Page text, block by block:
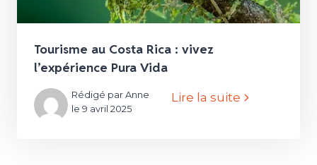
Tourisme au Costa Rica : vivez
l’expérience Pura Vida
Rédigé par Anne
le 9 avril 2025
Lire la suite